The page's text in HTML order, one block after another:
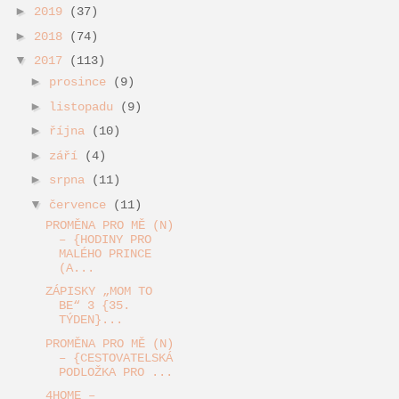
► 2019
(37)
► 2018
(74)
▼ 2017
(113)
► prosince
(9)
►
listopadu
(9)
►
října
(10)
► září
(4)
► srpna
(11)
▼ července
(11)
PROMĚNA PRO MĚ (N)
– {HODINY PRO
MALÉHO PRINCE
(A...
ZÁPISKY „MOM TO
BE“ 3 {35.
TÝDEN}...
PROMĚNA PRO MĚ (N)
– {CESTOVATELSKÁ
PODLOŽKA PRO ...
4HOME –